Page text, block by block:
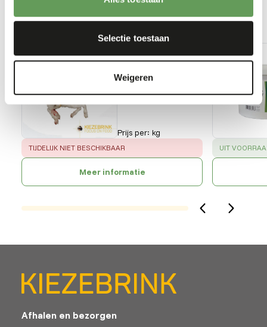
Selectie toestaan
Weigeren
Our assortment
- cat. 2 - 2-4
kg bulk
Prijs per: kg
ERROR :
TIJDELIJK NIET BESCHIKBAAR
Meer informatie
SUCCESS:
UIT
Afhalen en bezorgen